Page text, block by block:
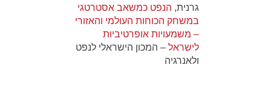
גרנית, הנפט כמשאב אסטרטגי
במשחק הכוחות העולמי והאזורי
– משמעויות אופרטיביות
לישראל – המכון הישראלי לנפט
ולאנרגיה